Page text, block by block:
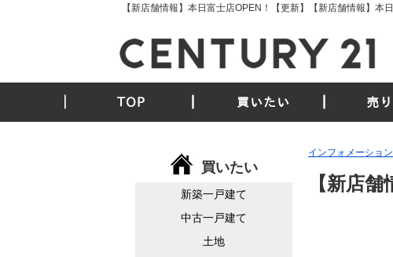
TOP 買いたい 売
インフォメーショ
【新店
買いたい
新築一戸建て
中古一戸建て
土地